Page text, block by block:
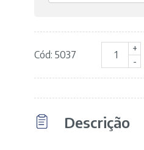
Cód: 5037
Agulha
-
11/2"
+
-
Descrição